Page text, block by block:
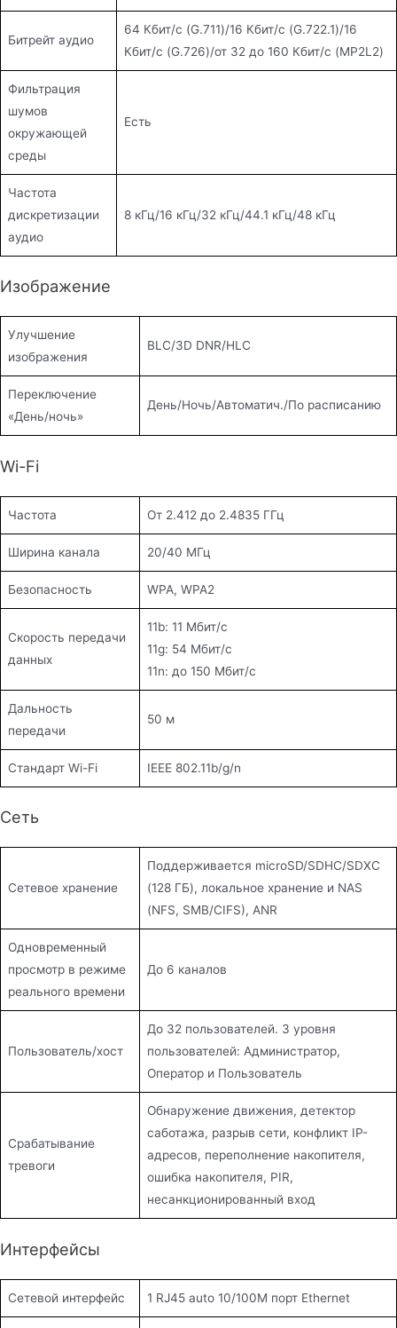
Битрейт аудио
64 Кбит/с (G.711)/16 Кбит/с (G.722.1)/16
Кбит/с (G.726)/от 32 до 160 Кбит/с (MP2L2)
Фильтрация
шумов
окружающей
среды
Есть
Частота
дискретизации
аудио
8 кГц/16 кГц/32 кГц/44.1 кГц/48 кГц
Изображение
Улучшение
изображения
BLC/3D DNR/HLC
Переключение
«День/ночь»
День/Ночь/Автоматич./По расписанию
Wi-Fi
Частота От 2.412 до 2.4835 ГГц
Ширина канала 20/40 МГц
Безопасность WPA, WPA2
Скорость передачи
данных
11b: 11 Мбит/с
11g: 54 Мбит/с
11n: до 150 Мбит/с
Дальность
передачи
50 м
Стандарт Wi-Fi IEEE 802.11b/g/n
Сеть
Сетевое хранение
Поддерживается microSD/SDHC/SDXC
(128 ГБ), локальное хранение и NAS
(NFS, SMB/CIFS), ANR
Одновременный
просмотр в режиме
реального времени
До 6 каналов
Пользователь/хост
До 32 пользователей. 3 уровня
пользователей: Администратор,
Оператор и Пользователь
Срабатывание
тревоги
Обнаружение движения, детектор
саботажа, разрыв сети, конфликт IP-
адресов, переполнение накопителя,
ошибка накопителя, PIR,
несанкционированный вход
Интерфейсы
Сетевой интерфейс 1 RJ45 auto 10/100M порт Ethernet